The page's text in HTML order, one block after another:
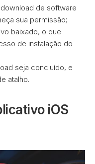
de software
sua permissão;
baixado, o que
de instalação do
seja concluído, e
atalho.
iOS